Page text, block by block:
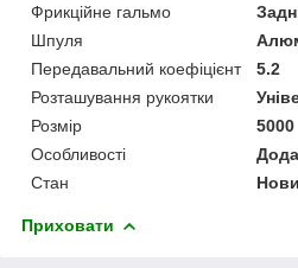
Фрикційне гальмо
Шпуля
Передавальний коефіцієнт
5.2
Розташування рукоятки
Розмір
5000
Особливості
Стан
Приховати